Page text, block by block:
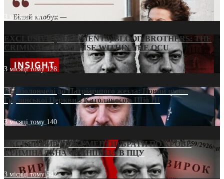
3 місяці тому214
EXCLUSIVE (DOCUMENTS)/BLOOD BROTHERS: THE
CRIMINAL FRANCHISE WITHIN THE OCU
3 місяці тому128
Від віолончелі до Патріаршого жезла: Новий шлях
Грузинської Церкви з Католикосом Шіо III
3 місяці тому 140
ЕКСКЛЮЗИВ (ДОКУМЕНТИ)/БРАТИ ПО КРОВІ:
КРИМІНАЛЬНА ФРАНШИЗА В ПЦУ
3 місяці тому542